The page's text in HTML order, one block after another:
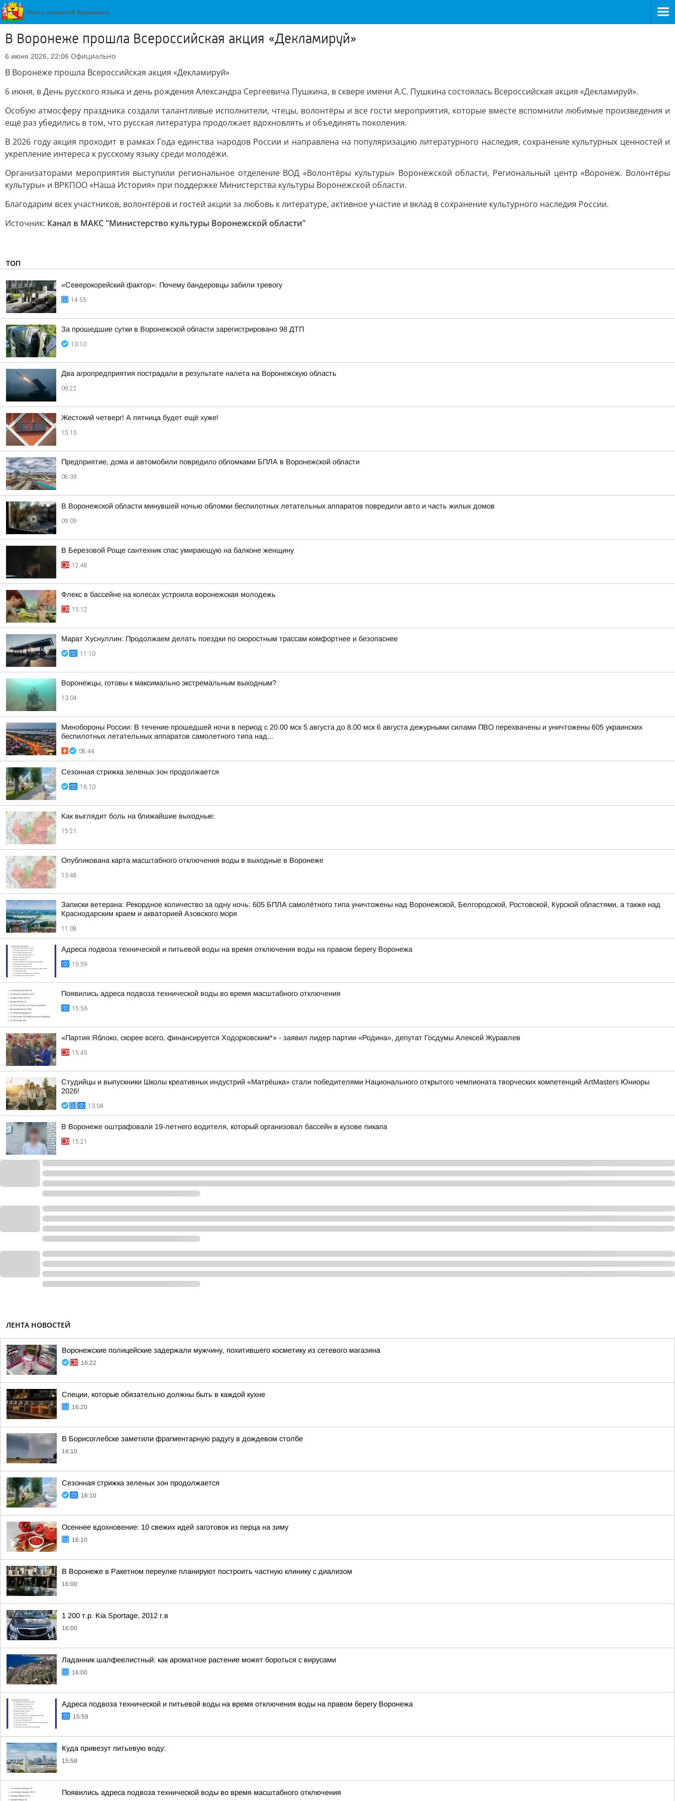
В Воронеже прошла Всероссийская акция «Декламируй»
6 июня 2026, 22:06 Официально
В Воронеже прошла Всероссийская акция «Декламируй»
6 июня, в День русского языка и день рождения Александра Сергеевича Пушкина, в сквере имени А.С. Пушкина состоялась Всероссийская акция «Декламируй».
Особую атмосферу праздника создали талантливые исполнители, чтецы, волонтёры и все гости мероприятия, которые вместе вспомнили любимые произведения и
ещё раз убедились в том, что русская литература продолжает вдохновлять и объединять поколения.
В 2026 году акция проходит в рамках Года единства народов России и направлена на популяризацию литературного наследия, сохранение культурных ценностей и
укрепление интереса к русскому языку среди молодёжи.
Организаторами мероприятия выступили региональное отделение ВОД «Волонтёры культуры» Воронежской области, Региональный центр «Воронеж. Волонтёры
культуры» и ВРКПОО «Наша История» при поддержке Министерства культуры Воронежской области.
Благодарим всех участников, волонтёров и гостей акции за любовь к литературе, активное участие и вклад в сохранение культурного наследия России.
Источник: Канал в МАКС "Министерство культуры Воронежской области"
ТОП
«Северокорейский фактор»: Почему бандеровцы забили тревогу
14:55
За прошедшие сутки в Воронежской области зарегистрировано 98 ДТП
10:10
Два агропредприятия пострадали в результате налета на Воронежскую область
09:22
Жестокий четверг! А пятница будет ещё хуже!
15:15
Предприятие, дома и автомобили повредило обломками БПЛА в Воронежской области
08:39
В Воронежской области минувшей ночью обломки беспилотных летательных аппаратов повредили авто и часть жилых домов
09:09
В Березовой Роще сантехник спас умирающую на балконе женщину
12:48
Флекс в бассейне на колесах устроила воронежская молодежь
15:12
Марат Хуснуллин: Продолжаем делать поездки по скоростным трассам комфортнее и безопаснее
11:10
Воронежцы, готовы к максимально экстремальным выходным?
13:04
Минобороны России: В течение прошедшей ночи в период с 20.00 мск 5 августа до 8.00 мск 6 августа дежурными силами ПВО перехвачены и уничтожены 605 украинских
беспилотных летательных аппаратов самолетного типа над...
08:44
Сезонная стрижка зеленых зон продолжается
16:10
Как выглядит боль на ближайшие выходные:
15:21
Опубликована карта масштабного отключения воды в выходные в Воронеже
13:48
Записки ветерана: Рекордное количество за одну ночь: 605 БПЛА самолётного типа уничтожены над Воронежской, Белгородской, Ростовской, Курской областями, а также над
Краснодарским краем и акваторией Азовского моря
11:08
Адреса подвоза технической и питьевой воды на время отключения воды на правом берегу Воронежа
15:59
Появились адреса подвоза технической воды во время масштабного отключения
15:56
«Партия Яблоко, скорее всего, финансируется Ходорковским*» - заявил лидер партии «Родина», депутат Госдумы Алексей Журавлев
15:45
Студийцы и выпускники Школы креативных индустрий «Матрёшка» стали победителями Национального открытого чемпионата творческих компетенций ArtMasters Юниоры
2026!
13:04
В Воронеже оштрафовали 19-летнего водителя, который организовал бассейн в кузове пикапа
15:21
ЛЕНТА НОВОСТЕЙ
Воронежские полицейские задержали мужчину, похитившего косметику из сетевого магазина
16:22
Специи, которые обязательно должны быть в каждой кухне
16:20
В Борисоглебске заметили фрагментарную радугу в дождевом столбе
16:10
Сезонная стрижка зеленых зон продолжается
16:10
Осеннее вдохновение: 10 свежих идей заготовок из перца на зиму
16:10
В Воронеже в Ракетном переулке планируют построить частную клинику с диализом
16:00
1 200 т.р. Kia Sportage, 2012 г.в
16:00
Ладанник шалфеелистный: как ароматное растение может бороться с вирусами
16:00
Адреса подвоза технической и питьевой воды на время отключения воды на правом берегу Воронежа
15:59
Куда привезут питьевую воду:
15:58
Появились адреса подвоза технической воды во время масштабного отключения